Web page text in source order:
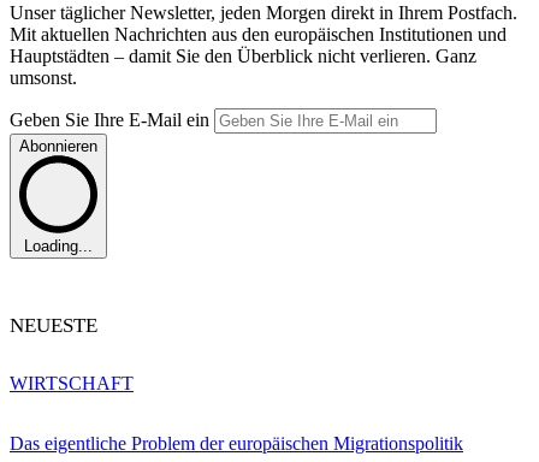
Unser täglicher Newsletter, jeden Morgen direkt in Ihrem Postfach.
Mit aktuellen Nachrichten aus den europäischen Institutionen und
Hauptstädten – damit Sie den Überblick nicht verlieren. Ganz
umsonst.
Geben Sie Ihre E-Mail ein
Abonnieren
Loading...
NEUESTE
Das eigentliche Problem der europäischen Migrationspolitik
WIRTSCHAFT